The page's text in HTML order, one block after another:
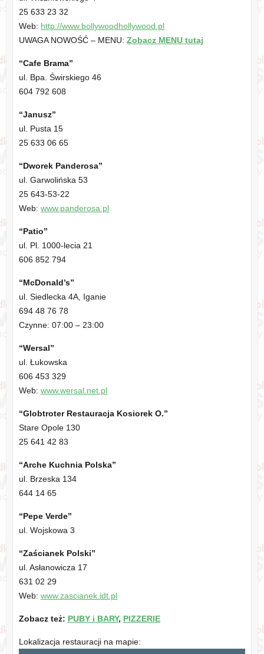
25 633 23 32
Web: http://www.bollywoodhollywood.pl
UWAGA NOWOŚĆ – MENU: Zobacz MENU tutaj
“Cafe Brama”
ul. Bpa. Świrskiego 46
604 792 608
“Janusz”
ul. Pusta 15
25 633 06 65
“Dworek Panderosa”
ul. Garwolińska 53
25 643-53-22
Web: www.panderosa.pl
“Patio”
ul. Pl. 1000-lecia 21
606 852 794
“McDonald’s”
ul. Siedlecka 4A, Iganie
694 48 76 78
Czynne: 07:00 – 23:00
“Wersal”
ul. Łukowska
606 453 329
Web: www.wersal.net.pl
“Globtroter Restauracja Kosiorek O.”
Stare Opole 130
25 641 42 83
“Arche Kuchnia Polska”
ul. Brzeska 134
644 14 65
“Pepe Verde”
ul. Wojskowa 3
“Zaścianek Polski”
ul. Asłanowicza 17
631 02 29
Web: www.zascianek.idt.pl
Zobacz też: PUBY i BARY, PIZZERIE
Lokalizacja restauracji na mapie: